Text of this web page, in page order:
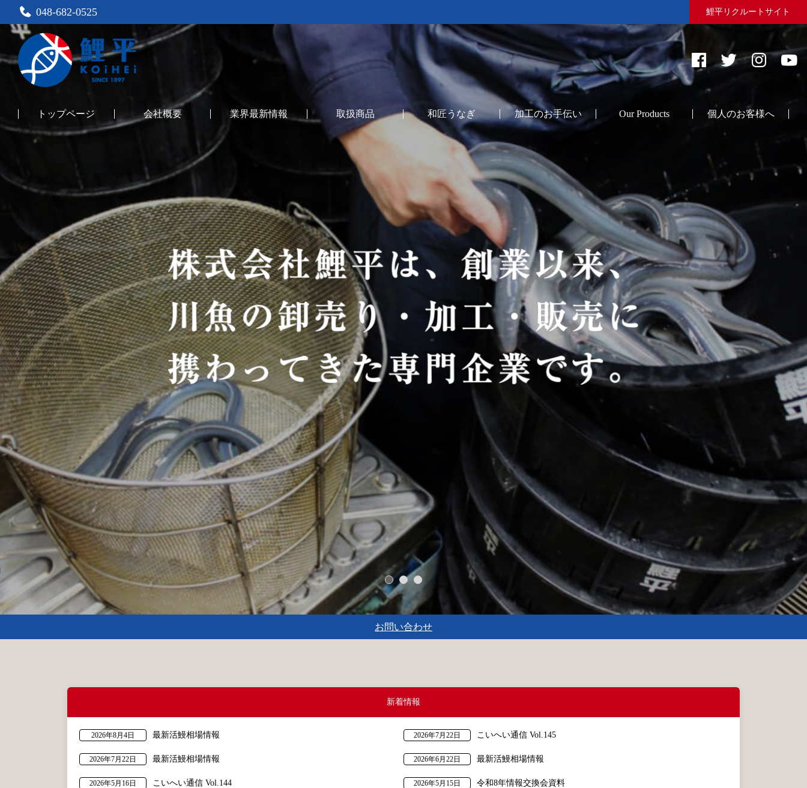
048-682-0525 鯉平リクルートサイト
トップページ 会社概要 業界最新情報 取扱商品 和匠うなぎ 加工のお手伝い Our Products 個人のお客様へ
お問い合わせ
新着情報
2026年8月4日 最新活鰻相場情報 2026年7月22日 こいへい通信 Vol.145
2026年7月22日 最新活鰻相場情報 2026年6月22日 最新活鰻相場情報
2026年5月16日 こいへい通信 Vol.144 2026年5月15日 令和8年情報交換会資料